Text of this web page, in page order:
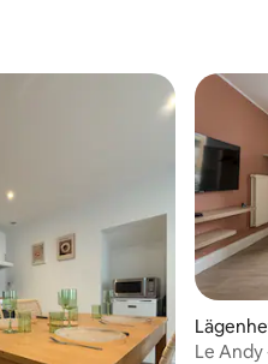
Le Andy